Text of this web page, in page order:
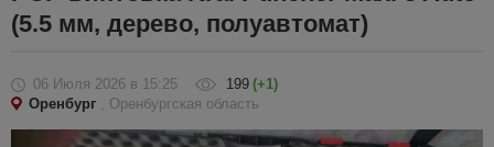
(5.5 мм, дерево, полуавтомат)
06 Июля 2026 в 15:25 199 (+1)
Оренбург , Оренбургская область